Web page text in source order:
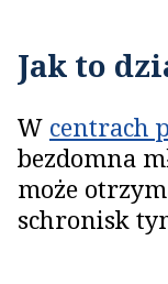
Jak to
W centrach
bezdomna
może
schronisk